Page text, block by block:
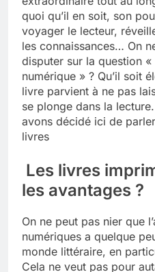
quoi qu’il en soit, son
voyager le lecteur,
les connaissances… On
disputer sur la question
numérique » ? Qu’il soit
livre parvient à ne pas
se plonge dans la
avons décidé ici de
livres
Les livres
les avantages ?
On ne peut pas nier que
numériques a quelque
monde littéraire, en
Cela ne veut pas pour